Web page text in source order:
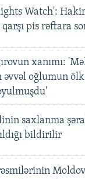
Watch':
pis rəftara
xanımı:
əvvəl oğlumun
saxlanma
bildirilir